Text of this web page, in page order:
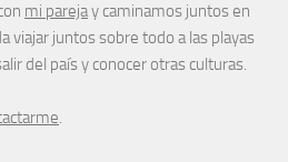
mi parejay caminamos juntos en
viajar juntos sobre todo a las playas
del país y conocer otras culturas.
.